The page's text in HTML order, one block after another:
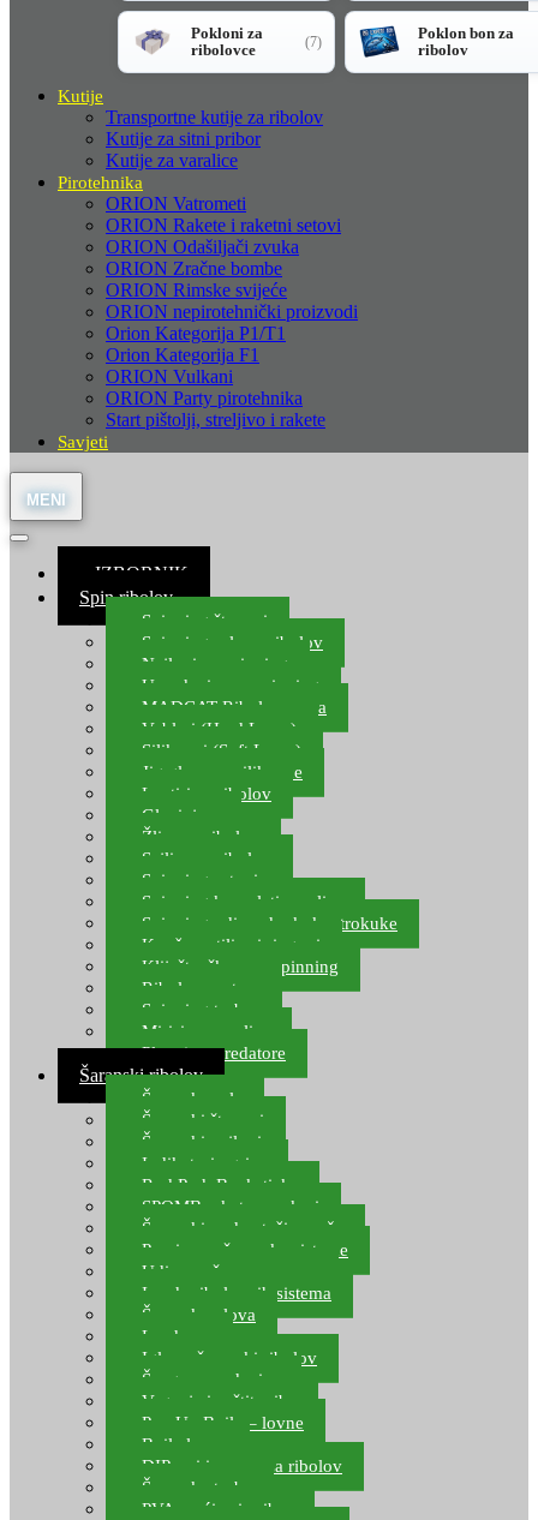
Pokloni za
ribolovce
(7)
Poklon bon za
ribolov
Kutije
Transportne kutije za ribolov
Kutije za sitni pribor
Kutije za varalice
Pirotehnika
ORION Vatrometi
ORION Rakete i raketni setovi
ORION Odašiljači zvuka
ORION Zračne bombe
ORION Rimske svijeće
ORION nepirotehnički proizvodi
Orion Kategorija P1/T1
Orion Kategorija F1
ORION Vulkani
ORION Party pirotehnika
Start pištolji, streljivo i rakete
Savjeti
≡ IZBORNIK
Spin ribolov
Spinning štapovi
Spinning role za ribolov
Najloni za spinning
Upredenice za spinning
MADCAT Ribolov soma
Vobleri (Hard Lures)
Silikonci (Soft Lures)
Jig glave za silikonce
Leptiri za ribolov
Glavinjare
Žlice za ribolov
Sajlice za ribolov
Spinning setovi
Spinning kompleti varalica
Spinning udice, dvokuke, trokuke
Kopče, vrtilice i ringovi
Kliješta, škare za spinning
Ribolov pastrve
Spinning torbe
Mirisi za varalice
Plovci za predatore
Šaranski ribolov
Šaranske role
Šaranski štapovi
Šaranski najloni
Indikatori ugriza
Rod Pod, Banksticks
SPOMB rakete, markeri
Šaranski podmetači, mreže
Pernice za šaranske sisteme
Udice za šarana, amura
Izrada ribolovnih sistema
Šaranska olova
Leadcore
Igle za šaranski ribolov
Špage, upredenice
Vaganje i zaštita ribe
Pop Up Boile – lovne
Boile lovne
DIP-ovi i arome za ribolov
Šaranske torbe
PVA vrećice i pribor